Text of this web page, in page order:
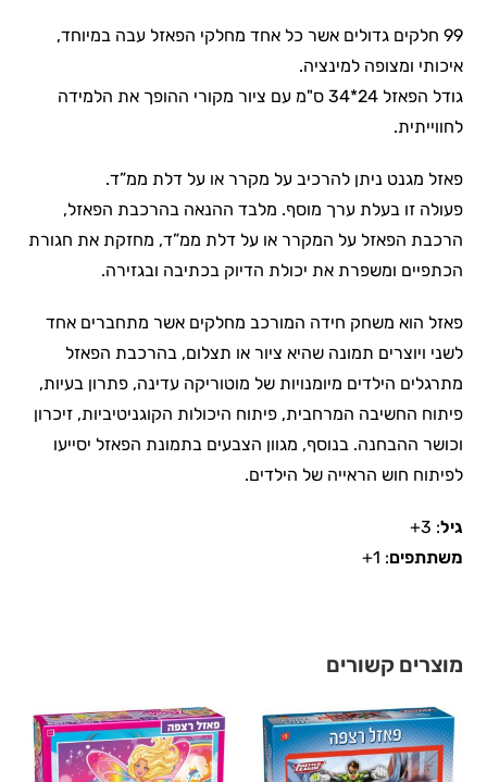
99 חלקים גדולים אשר כל אחד מחלקי הפאזל עבה במיוחד,
איכותי ומצופה למינציה.
גודל הפאזל 24*34 ס"מ עם ציור מקורי ההופך את הלמידה
לחווייתית.
פאזל מגנט ניתן להרכיב על מקרר או על דלת ממ”ד.
פעולה זו בעלת ערך מוסף. מלבד ההנאה בהרכבת הפאזל,
הרכבת הפאזל על המקרר או על דלת ממ”ד, מחזקת את חגורת
הכתפיים ומשפרת את יכולת הדיוק בכתיבה ובגזירה.
פאזל הוא משחק חידה המורכב מחלקים אשר מתחברים אחד
לשני ויוצרים תמונה שהיא ציור או תצלום, בהרכבת הפאזל
מתרגלים הילדים מיומנויות של מוטוריקה עדינה, פתרון בעיות,
פיתוח החשיבה המרחבית, פיתוח היכולות הקוגניטיביות, זיכרון
וכושר ההבחנה. בנוסף, מגוון הצבעים בתמונת הפאזל יסייעו
לפיתוח חוש הראייה של הילדים.
גיל: 3+
משתתפים: 1+
מוצרים קשורים